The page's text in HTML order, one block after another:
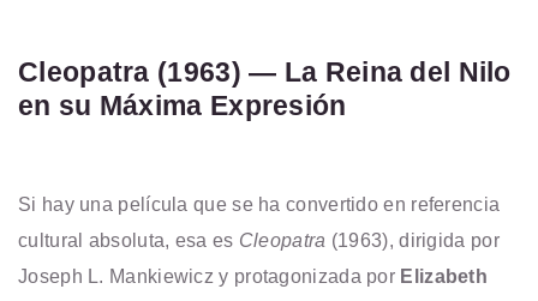
Cleopatra (1963) — La Reina del Nilo
en su Máxima Expresión
Si hay una película que se ha convertido en referencia
cultural absoluta, esa es Cleopatra (1963), dirigida por
Joseph L. Mankiewicz y protagonizada por Elizabeth